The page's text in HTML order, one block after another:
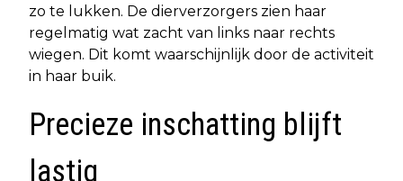
zo te lukken. De dierverzorgers zien haar
regelmatig wat zacht van links naar rechts
wiegen. Dit komt waarschijnlijk door de activiteit
in haar buik.
Precieze inschatting blijft
lastig